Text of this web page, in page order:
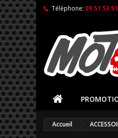
Téléphone: 09 51 53
Accueil